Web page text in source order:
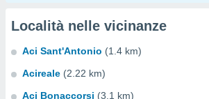
Località nelle vicinanze
Aci Sant'Antonio (1.4 km)
Acireale (2.22 km)
Aci Bonaccorsi (3.1 km)